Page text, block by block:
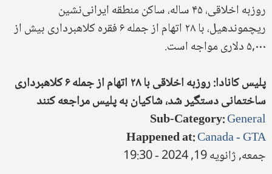
روزبه اخلاقی، ۴۵ ساله، ساکن منطقه ایرانی‌نشین
ریچموندهیل، با ۲۸ اتهام از جمله ۶ فقره کلاهبرداری بیش از
۵,۰۰۰ دلاری مواجه است.
پلیس کانادا: روزبه اخلاقی با ۲۸ اتهام از جمله ۶ کلاهبرداری
ساختمانی دستگیر شد، شاکیان به پلیس مراجعه کنند
Sub-Category:General
Happened at:Canada - GTA
جمعه, ژانویه 19, 2024 - 19:30